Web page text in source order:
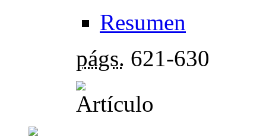
Resumen
págs. 621-630